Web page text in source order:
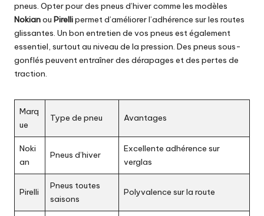
pneus. Opter pour des pneus d’hiver comme les modèles
Nokianou Pirellipermet d’améliorer l’adhérence sur les routes
glissantes. Un bon entretien de vos pneus est également
essentiel, surtout au niveau de la pression. Des pneus sous-
gonflés peuvent entraîner des dérapages et des pertes de
traction.
Marq
ue
Type de pneu Avantages
Noki
an
Pneus d’hiver
Excellente adhérence sur
verglas
Pirelli
Pneus toutes
saisons
Polyvalence sur la route